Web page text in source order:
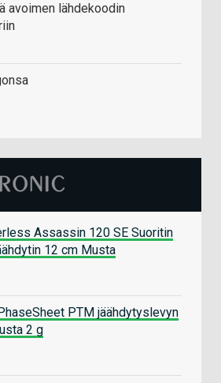
avoimen lähdekoodin
Assassin 120 SE Suoritin
12 cm Musta
PTM jäähdytyslevyn
2 g